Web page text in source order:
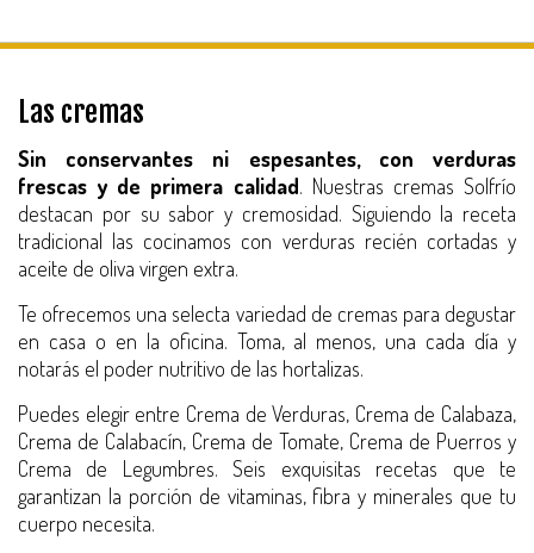
Las cremas
Sin conservantes ni espesantes, con verduras
frescas y de primera calidad. Nuestras cremas Solfrío
destacan por su sabor y cremosidad. Siguiendo la receta
tradicional las cocinamos con verduras recién cortadas y
aceite de oliva virgen extra.
Te ofrecemos una selecta variedad de cremas para degustar
en casa o en la oficina. Toma, al menos, una cada día y
notarás el poder nutritivo de las hortalizas.
Puedes elegir entre Crema de Verduras, Crema de Calabaza,
Crema de Calabacín, Crema de Tomate, Crema de Puerros y
Crema de Legumbres. Seis exquisitas recetas que te
garantizan la porción de vitaminas, fibra y minerales que tu
cuerpo necesita.